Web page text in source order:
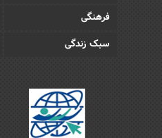
فرهنگی
سبک زندگی